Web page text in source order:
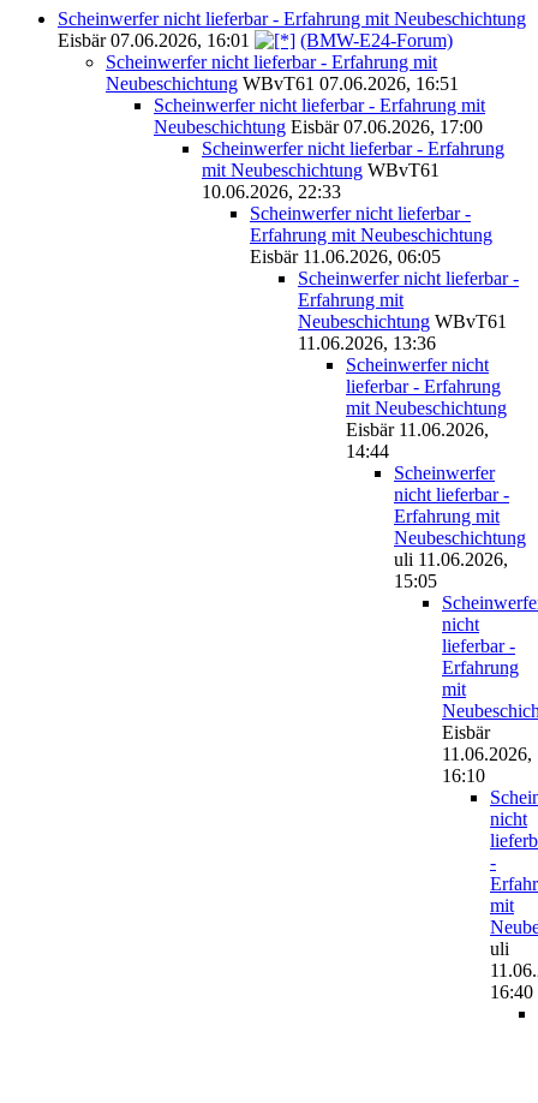
Scheinwerfer nicht lieferbar - Erfahrung mit Neubeschichtung
Eisbär 07.06.2026, 16:01
(BMW-E24-Forum)
Scheinwerfer nicht lieferbar - Erfahrung mit
Neubeschichtung WBvT61 07.06.2026, 16:51
Scheinwerfer nicht lieferbar - Erfahrung mit
Neubeschichtung Eisbär 07.06.2026, 17:00
Scheinwerfer nicht lieferbar - Erfahrung
mit Neubeschichtung WBvT61
10.06.2026, 22:33
Scheinwerfer nicht lieferbar -
Erfahrung mit Neubeschichtung
Eisbär 11.06.2026, 06:05
Scheinwerfer nicht lieferbar -
Erfahrung mit
Neubeschichtung WBvT61
11.06.2026, 13:36
Scheinwerfer nicht
lieferbar - Erfahrung
mit Neubeschichtung
Eisbär 11.06.2026,
14:44
Scheinwerfer
nicht lieferbar -
Erfahrung mit
Neubeschichtung
uli 11.06.2026,
15:05
nicht
lieferbar -
Erfahrung
mit
Eisbär
11.06.2026,
16:10
nicht
-
mit
uli
16:40